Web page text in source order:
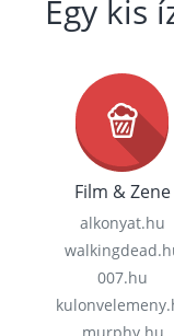
Egy kis
Film & Zene
alkonyat.hu
007.hu